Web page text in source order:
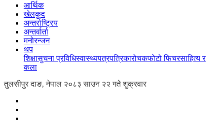
आर्थिक
खेलकुद
अन्तर्राष्ट्रिय
अन्तर्वार्ता
मनोरन्जन
थप
शिक्षासुचना प्रविधिस्वास्थ्यपत्रपत्रिकारोचकफोटो फिचरसाहित्य र
कला
तुलसीपुर दाङ, नेपाल २०८३ साउन २२ गते शुक्रवार